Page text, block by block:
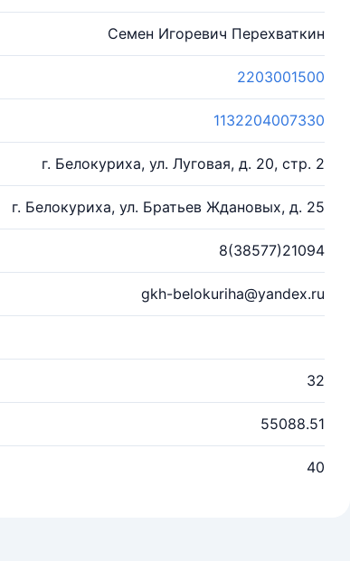
Семен Игоревич Перехваткин
2203001500
1132204007330
г. Белокуриха, ул. Луговая, д. 20, стр. 2
г. Белокуриха, ул. Братьев Ждановых, д. 25
8(38577)21094
gkh-belokuriha@yandex.ru
32
55088.51
40